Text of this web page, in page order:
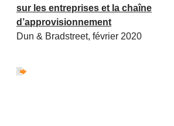
sur les entreprises et la chaîne
d’approvisionnement
Dun & Bradstreet, février 2020